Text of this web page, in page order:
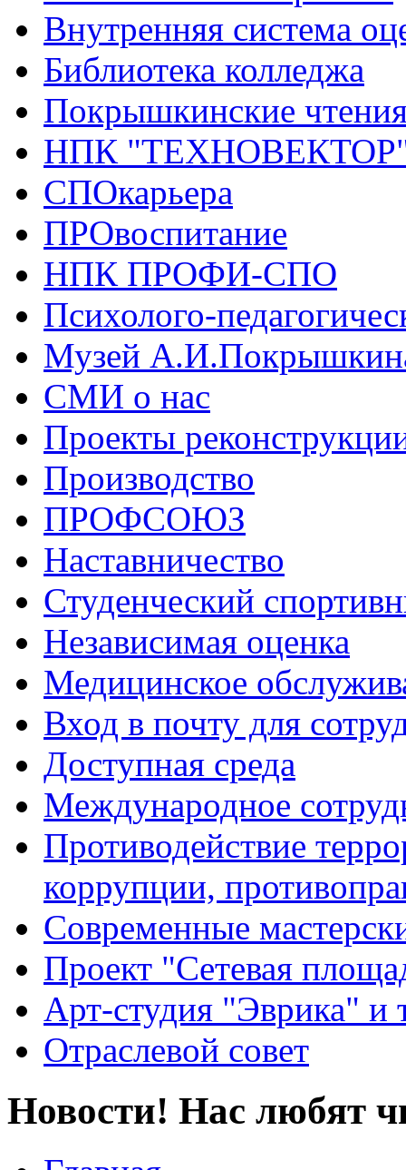
Внутренняя система
Библиотека колледжа
Покрышкинские
НПК
СПОкарьера
ПРОвоспитание
НПК ПРОФИ-СПО
Психолого-
Музей
СМИ о нас
Проекты
Производство
ПРОФСОЮЗ
Наставничество
Студенческий
Независимая оценка
Медицинское
Вход в почту для
Доступная среда
Международное
Противодействие
коррупции,
Современные
Проект "Сетевая
Арт-студия "Эврика" и
Отраслевой совет
Новости! Нас любят